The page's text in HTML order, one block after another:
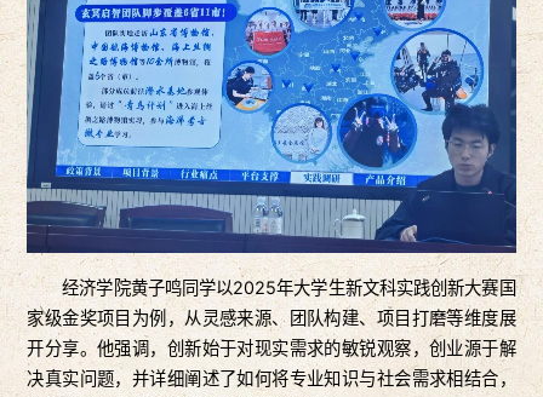
经济学院黄子鸣同学以2025年大学生新文科实践创新大赛国
家级金奖项目为例，从灵感来源、团队构建、项目打磨等维度展
开分享。他强调，创新始于对现实需求的敏锐观察，创业源于解
决真实问题，并详细阐述了如何将专业知识与社会需求相结合，